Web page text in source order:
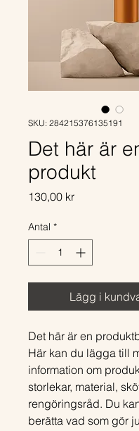
SKU: 284215376135191
Det här är
produkt
130,00 krPris
Antal *
Lägg i
Det här är en
Här kan du lägga till
information om
storlekar, material,
rengöringsråd. Du
berätta vad som gör